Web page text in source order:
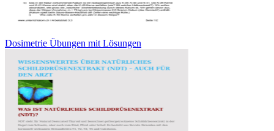
Dosimetrie Übungen mit Lösungen